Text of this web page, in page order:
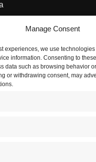
Manage Consent
experiences, we use
information. Consenting to
data such as browsing behavior
or withdrawing consent, may